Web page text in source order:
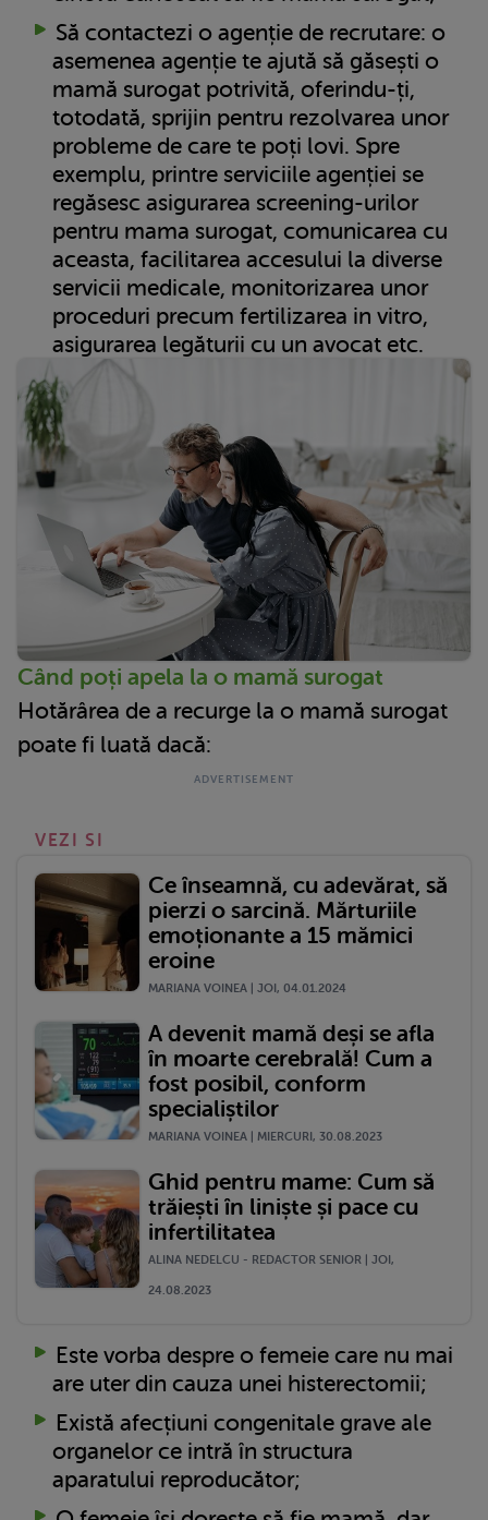
Să contactezi o agenție de recrutare: o
asemenea agenție te ajută să găsești o
mamă surogat potrivită, oferindu-ți,
totodată, sprijin pentru rezolvarea unor
probleme de care te poți lovi. Spre
exemplu, printre serviciile agenției se
regăsesc asigurarea screening-urilor
pentru mama surogat, comunicarea cu
aceasta, facilitarea accesului la diverse
servicii medicale, monitorizarea unor
proceduri precum fertilizarea in vitro,
asigurarea legăturii cu un avocat etc.
Când poți apela la o mamă surogat
Hotărârea de a recurge la o mamă surogat
poate fi luată dacă:
VEZI SI
Ce înseamnă, cu adevărat, să
pierzi o sarcină. Mărturiile
emoționante a 15 mămici
eroine
MARIANA VOINEA | JOI, 04.01.2024
A devenit mamă deși se afla
în moarte cerebrală! Cum a
fost posibil, conform
specialiștilor
MARIANA VOINEA | MIERCURI, 30.08.2023
Ghid pentru mame: Cum să
trăiești în liniște și pace cu
infertilitatea
ALINA NEDELCU - REDACTOR SENIOR | JOI,
24.08.2023
Este vorba despre o femeie care nu mai
are uter din cauza unei histerectomii;
Există afecțiuni congenitale grave ale
organelor ce intră în structura
aparatului reproducător;